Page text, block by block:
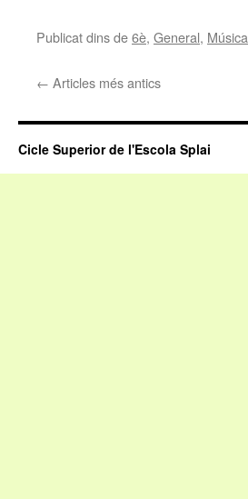
Publicat dins de6è, General, Música
← Articles més antics
Cicle Superior de l'Escola Splai